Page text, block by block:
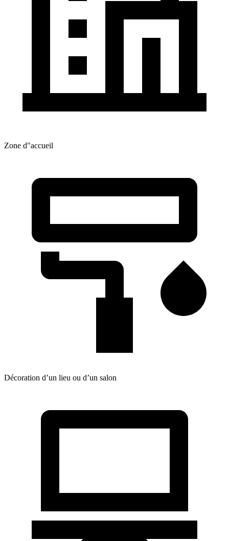
Zone d"accueil
Décoration d’un lieu ou d’un salon